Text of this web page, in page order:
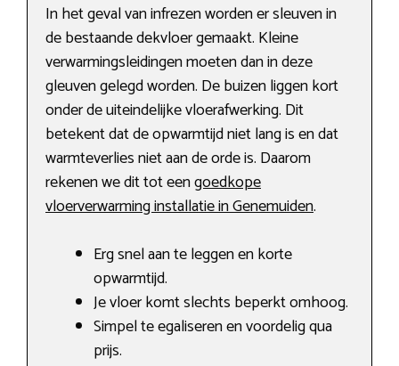
In het geval van infrezen worden er sleuven in
de bestaande dekvloer gemaakt. Kleine
verwarmingsleidingen moeten dan in deze
gleuven gelegd worden. De buizen liggen kort
onder de uiteindelijke vloerafwerking. Dit
betekent dat de opwarmtijd niet lang is en dat
warmteverlies niet aan de orde is. Daarom
rekenen we dit tot eengoedkope
vloerverwarming installatie in Genemuiden.
Erg snel aan te leggen en korte
opwarmtijd.
Je vloer komt slechts beperkt omhoog.
Simpel te egaliseren en voordelig qua
prijs.